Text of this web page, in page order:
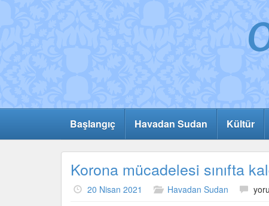
Başlangıç Havadan Sudan Kültür
Korona mücadelesi sınıfta
20 Nisan 2021 Havadan Sudan